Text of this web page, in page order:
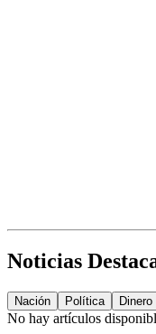
Noticias
Nación Política Dinero
No hay artículos